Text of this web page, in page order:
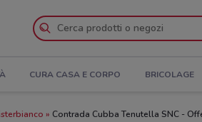
CURA CASA E CORPO BRICOLAGE
Contrada Cubba Tenutella SNC -